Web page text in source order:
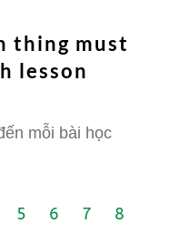
thing must
lesson
mỗi bài học
5 6 7
8